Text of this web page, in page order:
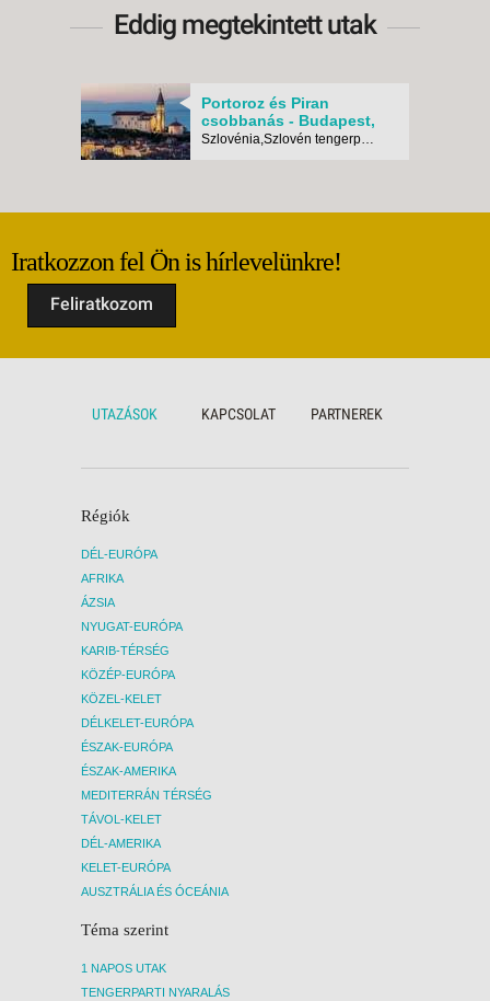
Eddig megtekintett utak
Portoroz és Piran
csobbanás - Budapest,
Busz
Szlovénia,Szlovén tengerpart, Piran
Iratkozzon fel Ön is hírlevelünkre!
Feliratkozom
UTAZÁSOK KAPCSOLAT PARTNEREK
Régiók
DÉL-EURÓPA
AFRIKA
ÁZSIA
NYUGAT-EURÓPA
KARIB-TÉRSÉG
KÖZÉP-EURÓPA
KÖZEL-KELET
DÉLKELET-EURÓPA
ÉSZAK-EURÓPA
ÉSZAK-AMERIKA
MEDITERRÁN TÉRSÉG
TÁVOL-KELET
DÉL-AMERIKA
KELET-EURÓPA
AUSZTRÁLIA ÉS ÓCEÁNIA
Téma szerint
1 NAPOS UTAK
TENGERPARTI NYARALÁS